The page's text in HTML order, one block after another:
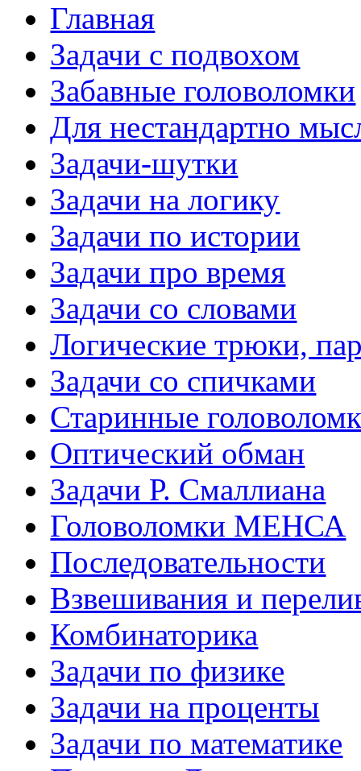
Главная
Задачи с подвохом
Забавные головоломки
Для нестандартно
Задачи-шутки
Задачи на логику
Задачи по истории
Задачи про время
Задачи со словами
Логические трюки,
Задачи со спичками
Старинные
Оптический обман
Задачи Р. Смаллиана
Головоломки МЕНСА
Последовательности
Взвешивания и
Комбинаторика
Задачи по физике
Задачи на проценты
Задачи по математике